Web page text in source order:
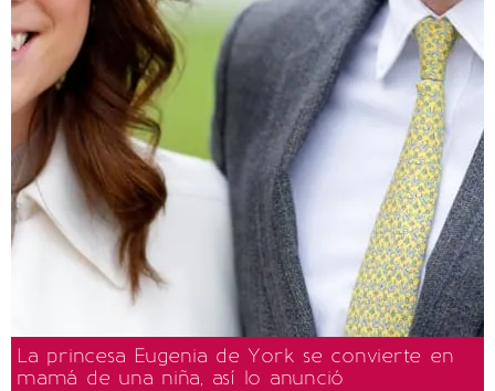
La princesa Eugenia de York se convierte en
mamá de una niña, así lo anunció